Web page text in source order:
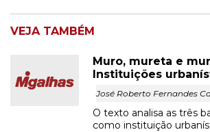
VEJA TAMBÉM
Muro, mureta e
Instituições
José Roberto Fernandes
O texto analisa as três
como instituição